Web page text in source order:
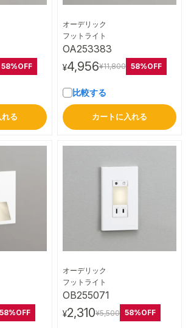
58%OFF
る
オーデリック
フットライト
OA253383
¥4,956¥11,800 58%OFF
比較する
カートに入れる
58%OFF
オーデリック
フットライト
OB255071
¥2,310¥5,500 58%OFF